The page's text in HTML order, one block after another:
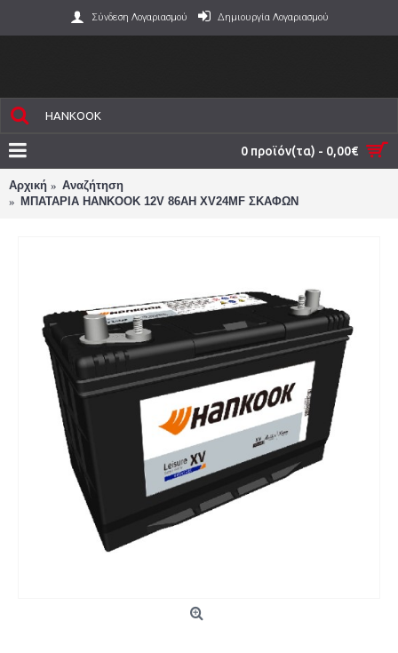
Σύνδεση Λογαριασμού Δημιουργία Λογαριασμού
0 προϊόν(τα) - 0,00€
Αρχική
Αναζήτηση
ΜΠΑΤΑΡΙΑ HANKOOK 12V 86AH XV24MF ΣΚΑΦΩΝ